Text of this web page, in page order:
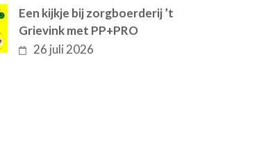
Een kijkje bij zorgboerderij ’t
Grievink met PP+PRO
26 juli 2026